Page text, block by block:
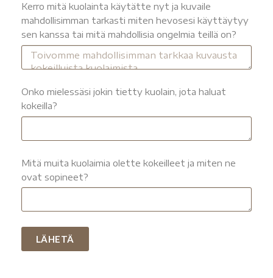
Kerro mitä kuolainta käytätte nyt ja kuvaile
mahdollisimman tarkasti miten hevosesi käyttäytyy
sen kanssa tai mitä mahdollisia ongelmia teillä on?
Onko mielessäsi jokin tietty kuolain, jota haluat
kokeilla?
Mitä muita kuolaimia olette kokeilleet ja miten ne
ovat sopineet?
LÄHETÄ